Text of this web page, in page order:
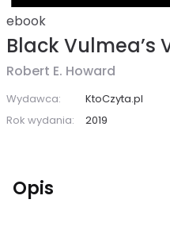
ebook
Black Vulmea’s
Robert E. Howard
Wydawca:
KtoCzyta.pl
Rok wydania:
2019
Opis